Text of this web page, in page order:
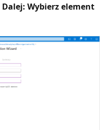
Dalej: Wybierz element